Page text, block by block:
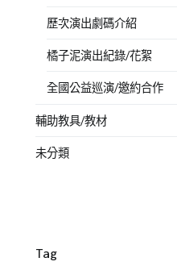
歷次演出劇碼介紹
橘子泥演出紀錄/花絮
全國公益巡演/邀約合作
輔助教具/教材
未分類
Tag